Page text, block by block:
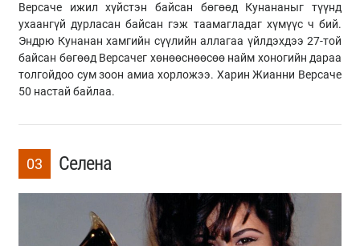
Версаче ижил хүйстэн байсан бөгөөд Кунананыг түүнд
ухаангүй дурласан байсан гэж таамагладаг хүмүүс ч бий.
Эндрю Кунанан хамгийн сүүлийн аллагаа үйлдэхдээ 27-той
байсан бөгөөд Версачег хөнөөснөөсөө найм хоногийн дараа
толгойдоо сум зоон амиа хорложээ. Харин Жианни Версаче
50 настай байлаа.
03 Селена